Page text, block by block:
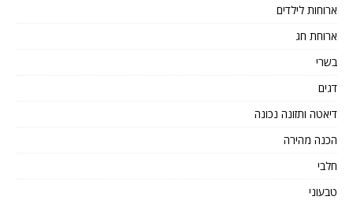
ארוחות לילדים
ארוחת חג
בשרי
דגים
דיאטה ותזונה נכונה
הכנה מהירה
חלבי
טבעוני